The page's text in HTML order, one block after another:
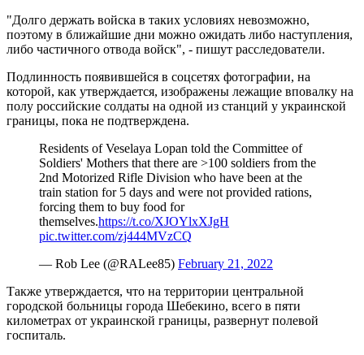
"Долго держать войска в таких условиях невозможно,
поэтому в ближайшие дни можно ожидать либо наступления,
либо частичного отвода войск", - пишут расследователи.
Подлинность появившейся в соцсетях фотографии, на
которой, как утверждается, изображены лежащие вповалку на
полу российские солдаты на одной из станций у украинской
границы, пока не подтверждена.
Residents of Veselaya Lopan told the Committee of
Soldiers' Mothers that there are >100 soldiers from the
2nd Motorized Rifle Division who have been at the
train station for 5 days and were not provided rations,
forcing them to buy food for
themselves.https://t.co/XJOYlxXJgH
pic.twitter.com/zj444MVzCQ
— Rob Lee (@RALee85) February 21, 2022
Также утверждается, что на территории центральной
городской больницы города Шебекино, всего в пяти
километрах от украинской границы, развернут полевой
госпиталь.